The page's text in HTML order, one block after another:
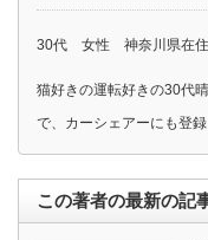
30代 女性 神奈川県在住
猫好きの運転好きの30代
で、カーシェアーにも登録
この著者の最新の記